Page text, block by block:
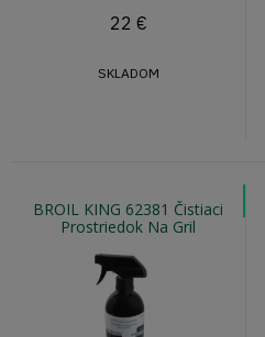
22 €
SKLADOM
BROIL KING 62381 Čistiaci
Prostriedok Na Gril